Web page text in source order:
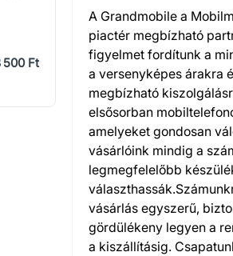
500 Ft
A Grandmobile a
piactér megbízható
figyelmet fordítunk a
a versenyképes árakra
megbízható
elsősorban
amelyeket gondosan
vásárlóink mindig a
legmegfelelőbb
vásárlás egyszerű,
gördülékeny legyen a
a kiszállításig.